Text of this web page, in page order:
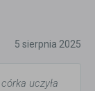
5 sierpnia 2025
uczyła